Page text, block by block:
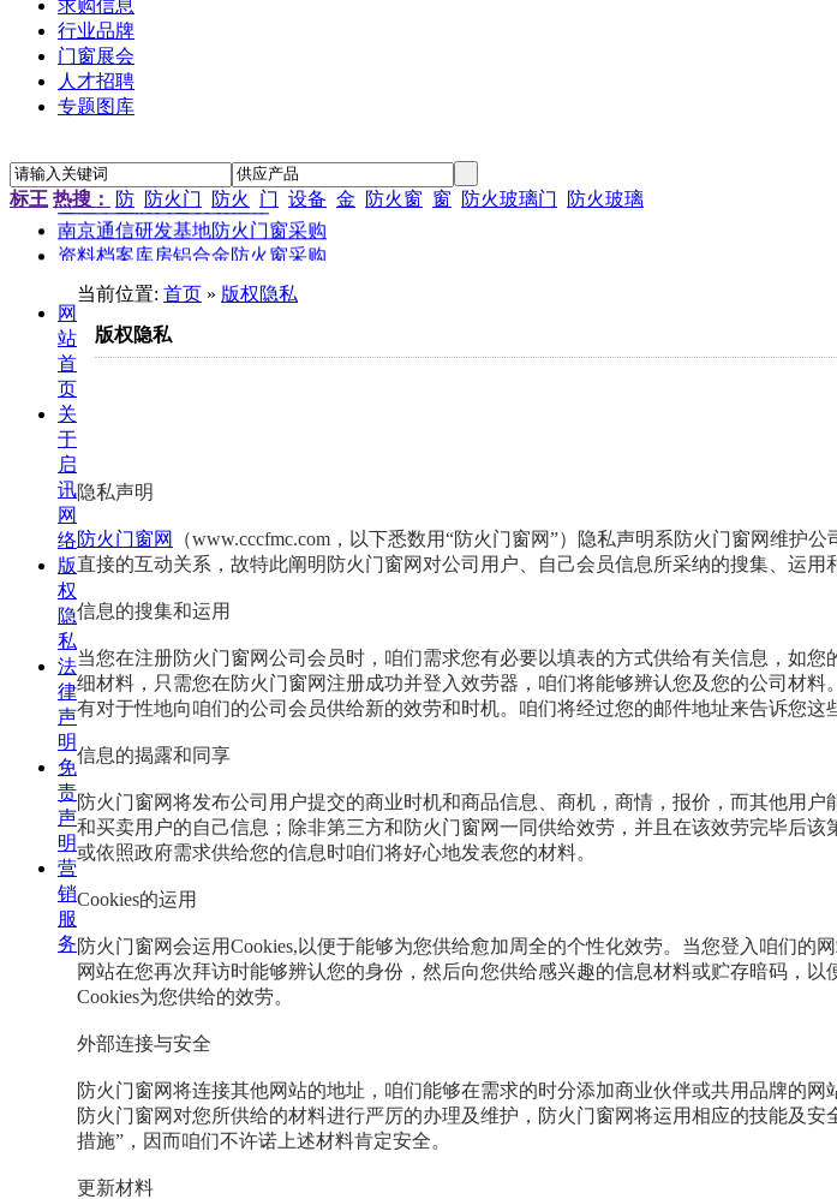
求购信息
行业品牌
门窗展会
人才招聘
专题图库
标王 热搜： 防 防火门 防火 门 设备 金 防火窗 窗 防火玻璃门 防火玻璃
江苏省农科院农产品孵化中心招待楼铝合金门窗工程招标通知
金江小区防火窗安装招标
南京通信研发基地防火门窗采购
资料档案库房铝合金防火窗采购
网
站
首
页
关
于
启
讯
网
络
版
权
隐
私
法
律
声
明
免
责
声
明
营
销
服
务
当前位置: 首页 » 版权隐私
版权隐私
隐私声明
防火门窗网
（www.cccfmc.com，以下悉数用“防火门窗网”）隐私声明系防火门窗网维
直接的互动关系，故特此阐明防火门窗网对公司用户、自己会员信息所采纳的搜集、运用
信息的搜集和运用
当您在注册防火门窗网公司会员时，咱们需求您有必要以填表的方式供给有关信息，如
细材料，只需您在防火门窗网注册成功并登入效劳器，咱们将能够辨认您及您的公司材
有对于性地向咱们的公司会员供给新的效劳和时机。咱们将经过您的邮件地址来告诉您这
信息的揭露和同享
防火门窗网将发布公司用户提交的商业时机和商品信息、商机，商情，报价，而其他用
和买卖用户的自己信息；除非第三方和防火门窗网一同供给效劳，并且在该效劳完毕后
或依照政府需求供给您的信息时咱们将好心地发表您的材料。
Cookies的运用
防火门窗网会运用Cookies,以便于能够为您供给愈加周全的个性化效劳。当您登入咱们
网站在您再次拜访时能够辨认您的身份，然后向您供给感兴趣的信息材料或贮存暗码，
Cookies为您供给的效劳。
外部连接与安全
防火门窗网将连接其他网站的地址，咱们能够在需求的时分添加商业伙伴或共用品牌的
防火门窗网对您所供给的材料进行严厉的办理及维护，防火门窗网将运用相应的技能及
措施”，因而咱们不许诺上述材料肯定安全。
更新材料